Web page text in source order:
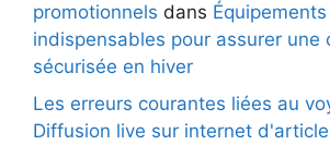
promotionnels dans Équipements
indispensables pour assurer une
sécurisée en hiver
Les erreurs courantes liées au
Diffusion live sur internet